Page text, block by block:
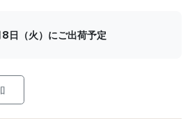
日（火）にご出荷予定